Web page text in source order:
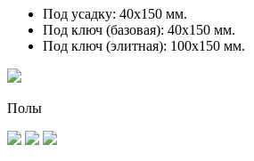
Под усадку: 40х150 мм.
Под ключ (базовая): 40х150 мм.
Под ключ (элитная): 100х150 мм.
Полы